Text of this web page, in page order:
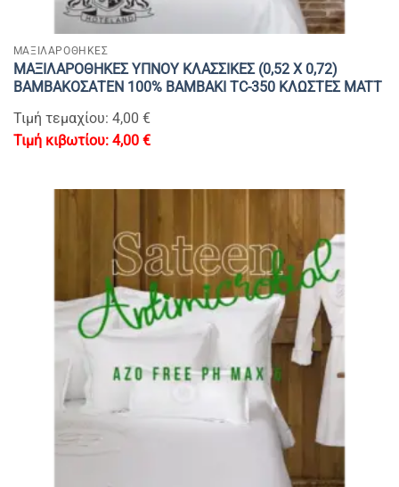
ΜΑΞΙΛΑΡΟΘΗΚΕΣ
ΜΑΞΙΛΑΡΟΘΗΚΕΣ ΥΠΝΟΥ ΚΛΑΣΣΙΚΕΣ (0,52 Χ 0,72)
ΒΑΜΒΑΚΟΣΑΤΕΝ 100% BAMBAKI TC-350 ΚΛΩΣΤΕΣ MATT
Τιμή τεμαχίου: 4,00 €
4,00 €